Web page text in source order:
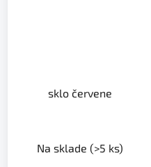
sklo červene
Na sklade (>5 ks)